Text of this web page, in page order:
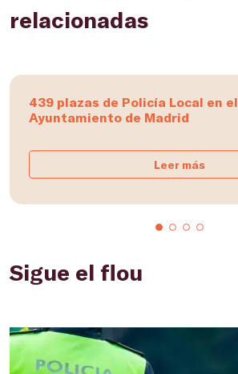
relacionadas
439 plazas de Policía Local en el
Ayuntamiento de Madrid
Leer más
Sigue el flou